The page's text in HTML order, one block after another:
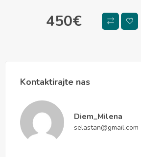
450€
Kontaktirajte nas
Diem_Milena
selastan@gmail.com